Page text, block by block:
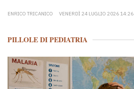
ENRICO TRICANICO VENERDÌ 24 LUGLIO 2026 14:26
PILLOLE DI PEDIATRIA